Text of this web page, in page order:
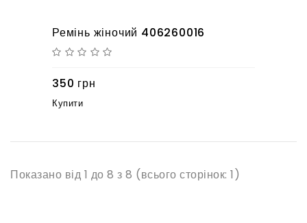
Ремінь жіночий 406260016
350 грн
Купити
Показано від 1 до 8 з 8 (всього сторінок: 1)